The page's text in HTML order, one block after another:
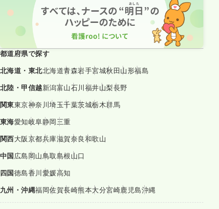
都道府県で探す
北海道・東北北海道青森岩手宮城秋田山形福島
北陸・甲信越新潟富山石川福井山梨長野
関東東京神奈川埼玉千葉茨城栃木群馬
東海愛知岐阜静岡三重
関西大阪京都兵庫滋賀奈良和歌山
中国広島岡山鳥取島根山口
四国徳島香川愛媛高知
九州・沖縄福岡佐賀長崎熊本大分宮崎鹿児島沖縄